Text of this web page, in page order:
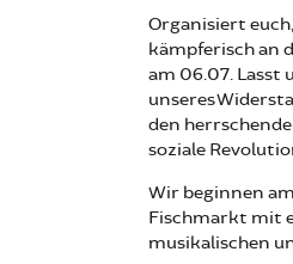
Organisiert
kämpferisch an
am 06.07. Lasst
unseres
den
soziale
Wir beginnen
Fischmarkt mit
musikalischen